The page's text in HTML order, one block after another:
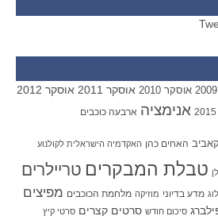
אוסקר 2010 אוסקר 2011 אוסקר 2012
אנימציה ארבעה כוכבים
האחים כהן האקדמיה הישראלית לקולנוע
טבלת המבקרים טריילרים
מדע בדיוני מוזיקה מלחמת הכוכבים מפיצים
סיכום חודש סרטים קצרים סרטי קיץ